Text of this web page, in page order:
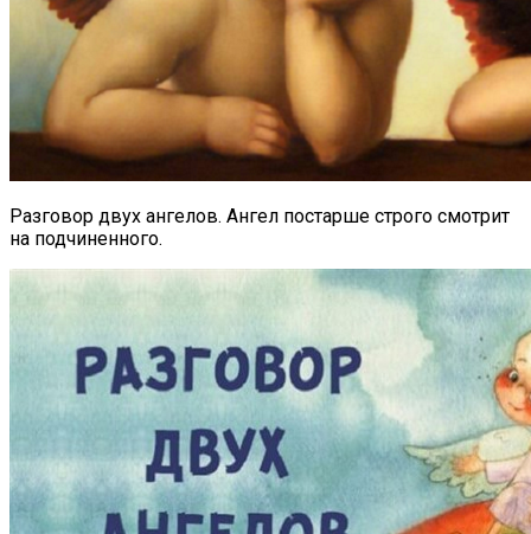
Разговор двух ангелов. Ангел постарше строго смотрит
на подчиненного.